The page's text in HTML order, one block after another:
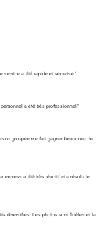
service a été rapide et sécurisé."
a été très professionnel."
groupée me fait gagner beaucoup de
a été très réactif et a résolu le
diversifiés. Les photos sont fidèles et la